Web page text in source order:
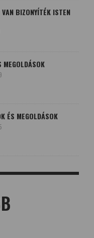
BIZONYÍTÉK ISTEN
MEGOLDÁSOK
ÉS MEGOLDÁSOK